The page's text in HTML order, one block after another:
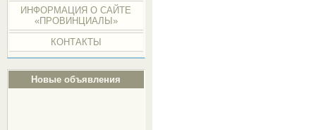
ИНФОРМАЦИЯ О САЙТЕ
«ПРОВИНЦИАЛЫ»
КОНТАКТЫ
Новые объявления